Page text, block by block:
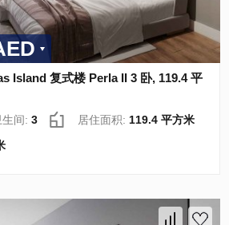
Island 复式楼 Perla II 3 卧, 119.4 平
生间:3 居住面积: 119.4 平方米